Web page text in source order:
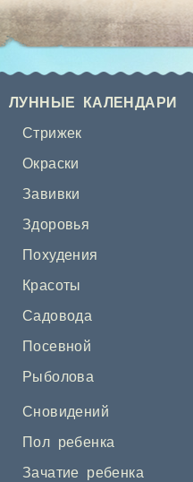
ЛУННЫЕ КАЛЕНДАРИ
Стрижек
Окраски
Завивки
Здоровья
Похудения
Красоты
Садовода
Посевной
Рыболова
Сновидений
Пол ребенка
Зачатие ребенка